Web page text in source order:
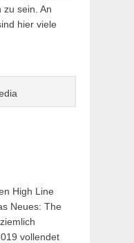
zu sein. An
hier viele
High Line
Neues: The
vollendet